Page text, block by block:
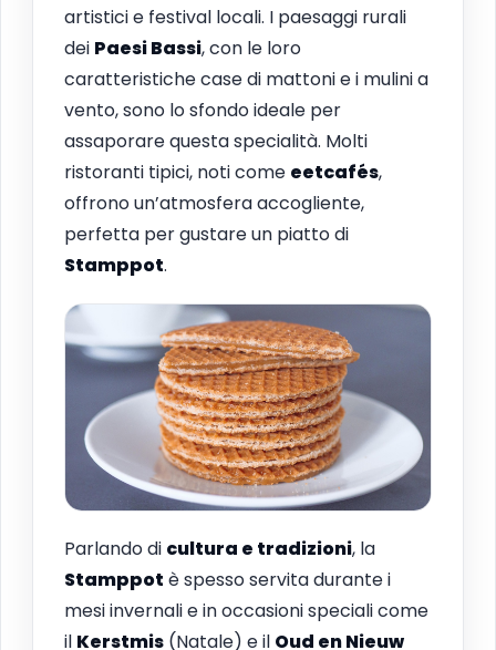
artistici e festival locali. I paesaggi rurali
dei Paesi Bassi, con le loro
caratteristiche case di mattoni e i mulini a
vento, sono lo sfondo ideale per
assaporare questa specialità. Molti
ristoranti tipici, noti come eetcafés,
offrono un’atmosfera accogliente,
perfetta per gustare un piatto di
Stamppot.
Parlando di cultura e tradizioni, la
Stamppot è spesso servita durante i
mesi invernali e in occasioni speciali come
il Kerstmis (Natale) e il Oud en Nieuw